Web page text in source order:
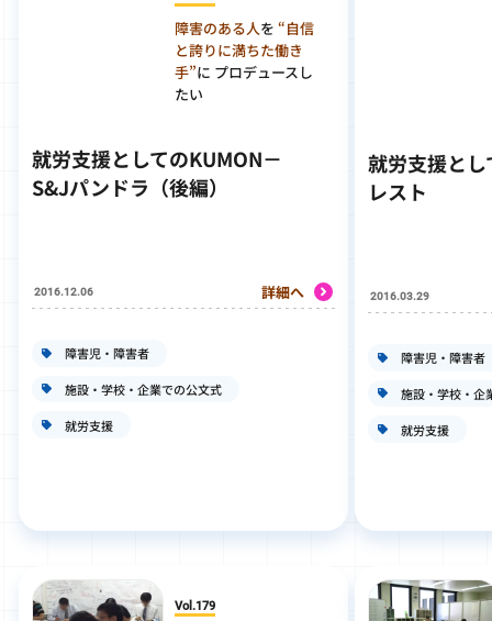
障害のある人を “自信
と誇りに満ちた働き
手”に プロデュースし
たい
就労支援としてのKUMON－
S&Jパンドラ（後編）
2016.12.06 詳細へ
障害児・障害者
施設・学校・企業での公文式
就労支援
Vol.179
就労支援と
レスト
2016.03.29
障害児・障害者
施設・学校・企
就労支援